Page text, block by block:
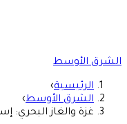
الشرق الأوسط
الرئيسية›
الشرق الأوسط›
غزة والغاز البحري: